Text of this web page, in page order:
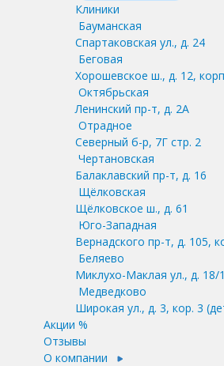
Клиники
Бауманская
Спартаковская ул., д. 24
Беговая
Хорошевское ш., д. 12,
Октябрьская
Ленинский пр-т, д. 2А
Отрадное
Северный б-р, 7Г стр. 2
Чертановская
Балаклавский пр-т, д. 16
Щёлковская
Щёлковское ш., д. 61
Юго-Западная
Вернадского пр-т, д. 105,
Беляево
Миклухо-Маклая ул., д. 18/1
Медведково
Широкая ул., д. 3, кор. 3
Акции %
Отзывы
О компании